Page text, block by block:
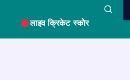
लाइव क्रिकेट स्कोर